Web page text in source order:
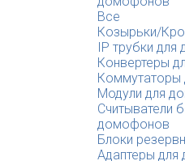
Все
Козырьки/
IP трубки
Конвертеры
Модули для
Считыватели
домофонов
Блоки
Адаптеры